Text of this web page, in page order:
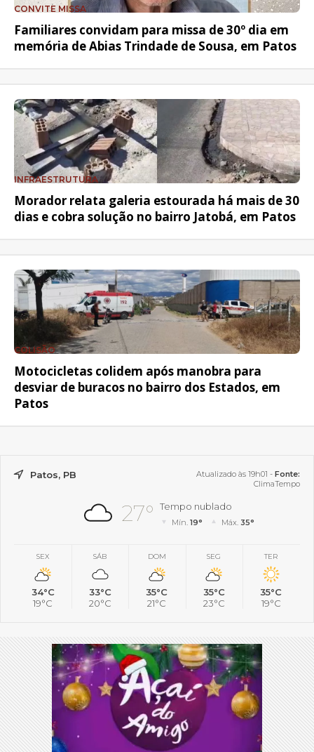
CONVITE MISSA
Familiares convidam para missa de 30º dia em
memória de Abias Trindade de Sousa, em Patos
INFRAESTRUTURA
Morador relata galeria estourada há mais de 30
dias e cobra solução no bairro Jatobá, em Patos
COLISÃO
Motocicletas colidem após manobra para
desviar de buracos no bairro dos Estados, em
Patos
Patos, PB Atualizado às 19h01 - Fonte:
ClimaTempo
27° Tempo nublado
Mín.19° Máx. 35°
SEX
34°C
19°C
SÁB
33°C
20°C
DOM
35°C
21°C
SEG
35°C
23°C
TER
35°C
19°C